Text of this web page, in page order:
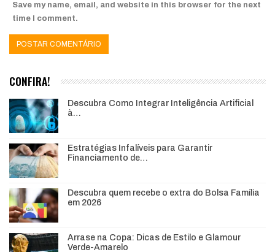
Save my name, email, and website in this browser for the next
time I comment.
CONFIRA!
Descubra Como Integrar Inteligência Artificial
à…
Estratégias Infalíveis para Garantir
Financiamento de…
Descubra quem recebe o extra do Bolsa Família
em 2026
Arrase na Copa: Dicas de Estilo e Glamour
Verde-Amarelo